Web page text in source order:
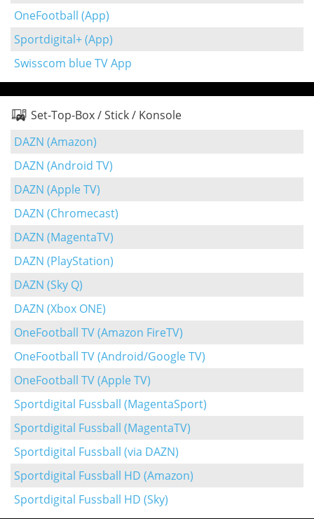
OneFootball (App)
Sportdigital+ (App)
Swisscom blue TV App
Set-Top-Box / Stick / Konsole
DAZN (Amazon)
DAZN (Android TV)
DAZN (Apple TV)
DAZN (Chromecast)
DAZN (MagentaTV)
DAZN (PlayStation)
DAZN (Sky Q)
DAZN (Xbox ONE)
OneFootball TV (Amazon FireTV)
OneFootball TV (Android/Google TV)
OneFootball TV (Apple TV)
Sportdigital Fussball (MagentaSport)
Sportdigital Fussball (MagentaTV)
Sportdigital Fussball (via DAZN)
Sportdigital Fussball HD (Amazon)
Sportdigital Fussball HD (Sky)